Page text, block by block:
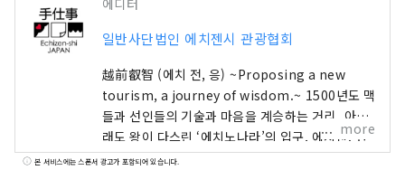
에디터
일반사단법인 에치젠시 관광협회
越前叡智 (에치 전, 응) ~Proposing a new
tourism, a journey of wisdom.~ 1500년도 맥
들과 선인들의 기술과 마음을 계승하는 거리. 아무
래도 왕이 다스린 ‘에치노나라’의 입구, 에치젠. 한
때 일본해 너머에서 최첨단 기술과 문화가 가장 먼
more
본 서비스에는 스폰서 광고가 포함되어 있습니다.